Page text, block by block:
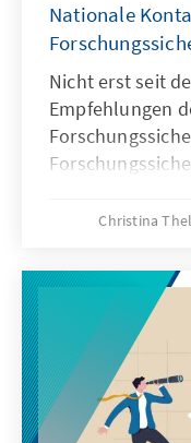
Nationale
Nicht erst seit
Empfehlungen
diese noch bis
Internationalität
Wissenstreiber
spätestens seit
die Ukraine, die
Kooperationen
Christina